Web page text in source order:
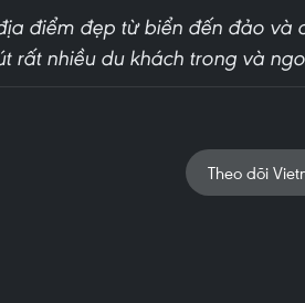
điểm đẹp từ biển đến đảo và
rất nhiều du khách trong và
Theo dõi